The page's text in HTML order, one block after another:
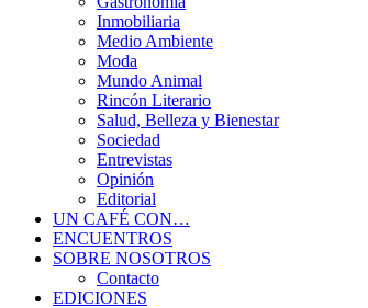
Inmobiliaria
Medio Ambiente
Moda
Mundo Animal
Rincón Literario
Salud, Belleza y Bienestar
Sociedad
Entrevistas
Opinión
Editorial
UN CAFÉ CON…
ENCUENTROS
SOBRE NOSOTROS
Contacto
EDICIONES